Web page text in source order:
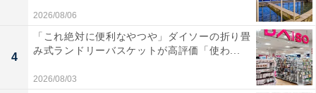
2026/08/06
4
「これ絶対に便利なやつや」ダイソーの折り畳
み式ランドリーバスケットが高評価「使わ...
2026/08/03